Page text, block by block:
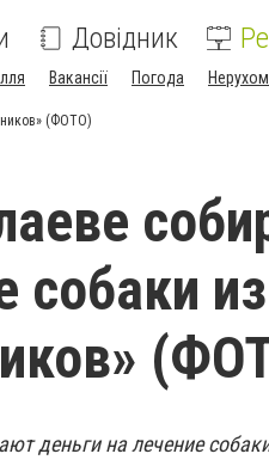
Довідник
Вакансії Погода
(ФОТО)
собаки
деньги на лечение